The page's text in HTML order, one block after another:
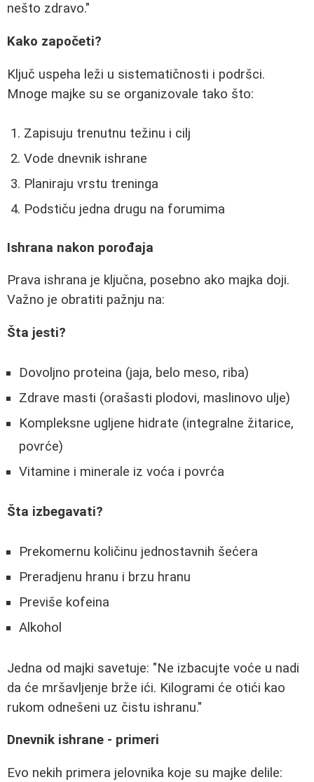
nešto zdravo."
Kako započeti?
Ključ uspeha leži u sistematičnosti i podršci.
Mnoge majke su se organizovale tako što:
Zapisuju trenutnu težinu i cilj
Vode dnevnik ishrane
Planiraju vrstu treninga
Podstiču jedna drugu na forumima
Ishrana nakon porođaja
Prava ishrana je ključna, posebno ako majka doji.
Važno je obratiti pažnju na:
Šta jesti?
Dovoljno proteina (jaja, belo meso, riba)
Zdrave masti (orašasti plodovi, maslinovo ulje)
Kompleksne ugljene hidrate (integralne žitarice,
povrće)
Vitamine i minerale iz voća i povrća
Šta izbegavati?
Prekomernu količinu jednostavnih šećera
Preradjenu hranu i brzu hranu
Previše kofeina
Alkohol
Jedna od majki savetuje: "Ne izbacujte voće u nadi
da će mršavljenje brže ići. Kilogrami će otići kao
rukom odnešeni uz čistu ishranu."
Dnevnik ishrane - primeri
Evo nekih primera jelovnika koje su majke delile: